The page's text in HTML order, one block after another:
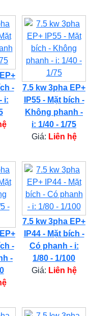
-
i:
7.5 kw 3pha EP+
IP55 - Mặt bích -
Không phanh -
i: 1/40 - 1/75
Giá: Liên hệ
-
-
7.5 kw 3pha EP+
IP44 - Mặt bích -
Có phanh - i:
1/80 - 1/100
Giá: Liên hệ